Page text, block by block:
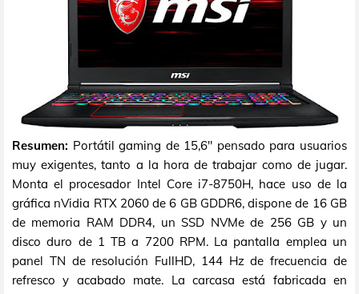
Resumen: Portátil gaming de 15,6" pensado para usuarios
muy exigentes, tanto a la hora de trabajar como de jugar.
Monta el procesador Intel Core i7-8750H, hace uso de la
gráfica nVidia RTX 2060 de 6 GB GDDR6, dispone de 16 GB
de memoria RAM DDR4, un SSD NVMe de 256 GB y un
disco duro de 1 TB a 7200 RPM. La pantalla emplea un
panel TN de resolución FullHD, 144 Hz de frecuencia de
refresco y acabado mate. La carcasa está fabricada en